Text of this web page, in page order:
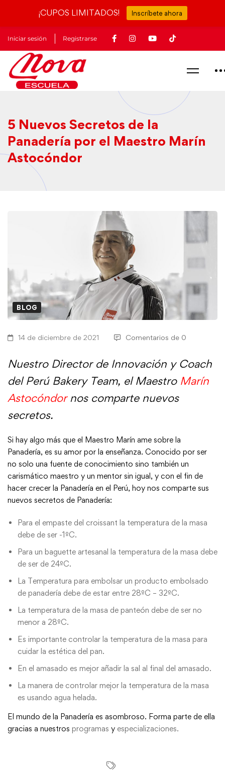
Iniciar sesión Registrarse
5 Nuevos Secretos de la
Panadería por el Maestro Marín
Astocóndor
BLOG
14 de diciembre de 2021 Comentarios de 0
Nuestro Director de Innovación y Coach
del Perú Bakery Team, el Maestro Marín
Astocóndor nos comparte nuevos
secretos.
Si hay algo más que el Maestro Marín ame sobre la
Panadería, es su amor por la enseñanza. Conocido por ser
no solo una fuente de conocimiento sino también un
carismático maestro y un mentor sin igual, y con el fin de
hacer crecer la Panadería en el Perú, hoy nos comparte sus
nuevos secretos de Panadería:
Para el empaste del croissant la temperatura de la masa
debe de ser -1ºC.
Para un baguette artesanal la temperatura de la masa debe
de ser de 24ºC.
La Temperatura para embolsar un producto embolsado
de panadería debe de estar entre 28ºC – 32ºC.
La temperatura de la masa de panteón debe de ser no
menor a 28ºC.
Es importante controlar la temperatura de la masa para
cuidar la estética del pan.
En el amasado es mejor añadir la sal al final del amasado.
La manera de controlar mejor la temperatura de la masa
es usando agua helada.
El mundo de la Panadería es asombroso. Forma parte de ella
gracias a nuestros programas y especializaciones.
¡CUPOS LIMITADOS! Inscríbete ahora